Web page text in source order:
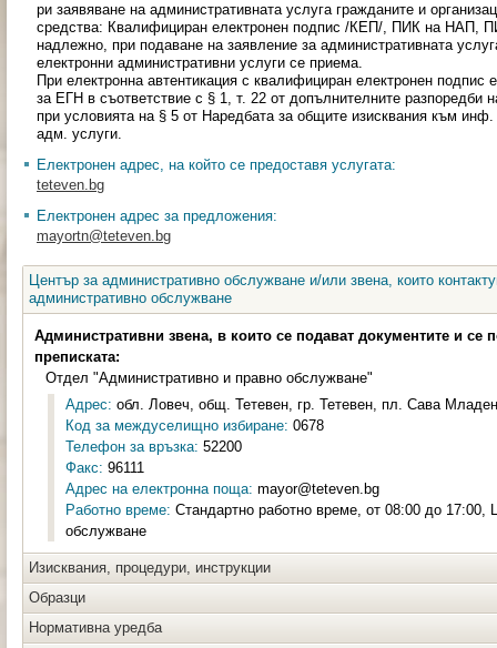
ри заявяване на административната услуга гражданите и
средства: Квалифициран електронен подпис /КЕП/, ПИК на НАП,
надлежно, при подаване на заявление за административната
електронни административни услуги се приема.
При електронна автентикация с квалифициран електронен
за ЕГН в съответствие с § 1, т. 22 от допълнителните разпоредби
при условията на § 5 от Наредбата за общите изисквания към инф.
адм. услуги.
Електронен адрес, на който се предоставя услугата:
teteven.bg
Електронен адрес за предложения:
mayortn@teteven.bg
Център за административно обслужване и/или звена, които
административно обслужване
Административни звена, в които се подават документите и се
преписката:
Отдел "Административно и правно обслужване"
Адрес: обл. Ловеч, общ. Тетевен, гр. Тетевен, пл. Сава
Код за междуселищно избиране: 0678
Телефон за връзка: 52200
Факс: 96111
Адрес на електронна поща: mayor@teteven.bg
Работно време: Стандартно работно време, от 08:00 до 17:00,
обслужване
Изисквания, процедури, инструкции
Образци
Нормативна уредба